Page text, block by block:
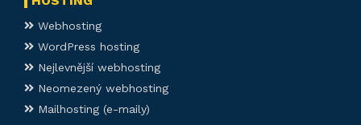
Webhosting
WordPress hosting
Nejlevnější webhosting
Neomezený webhosting
Mailhosting (e-maily)